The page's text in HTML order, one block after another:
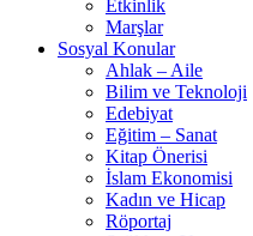
Etkinlik
Marşlar
Sosyal Konular
Ahlak – Aile
Bilim ve Teknoloji
Edebiyat
Eğitim – Sanat
Kitap Önerisi
İslam Ekonomisi
Kadın ve Hicap
Röportaj